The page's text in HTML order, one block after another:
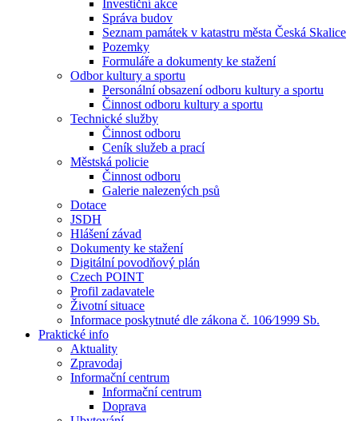
Investiční akce
Správa budov
Seznam památek v katastru města Česká Skalice
Pozemky
Formuláře a dokumenty ke stažení
Odbor kultury a sportu
Personální obsazení odboru kultury a sportu
Činnost odboru kultury a sportu
Technické služby
Činnost odboru
Ceník služeb a prací
Městská policie
Činnost odboru
Galerie nalezených psů
Dotace
JSDH
Hlášení závad
Dokumenty ke stažení
Digitální povodňový plán
Czech POINT
Profil zadavatele
Životní situace
Informace poskytnuté dle zákona č. 106⁄1999 Sb.
Praktické info
Aktuality
Zpravodaj
Informační centrum
Informační centrum
Doprava